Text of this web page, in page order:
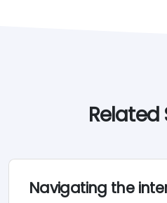
Related
Navigating the